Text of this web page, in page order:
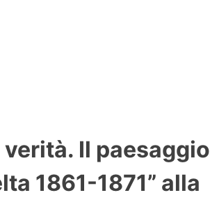
verità. Il paesaggio
1861-1871” alla